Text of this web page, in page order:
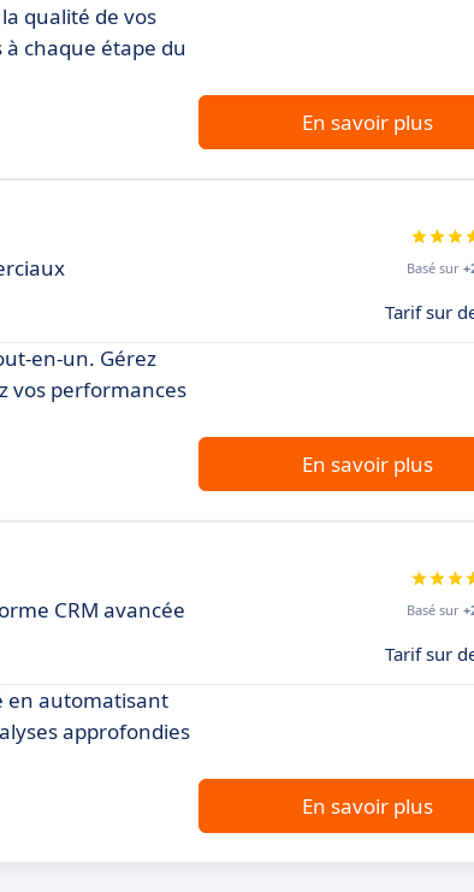
qualité de vos
chaque étape du
En savoir plus
Basé sur
Tarif sur
en-un. Gérez
vos performances
En savoir plus
CRM avancée Basé sur
Tarif sur
en automatisant
approfondies
En savoir plus